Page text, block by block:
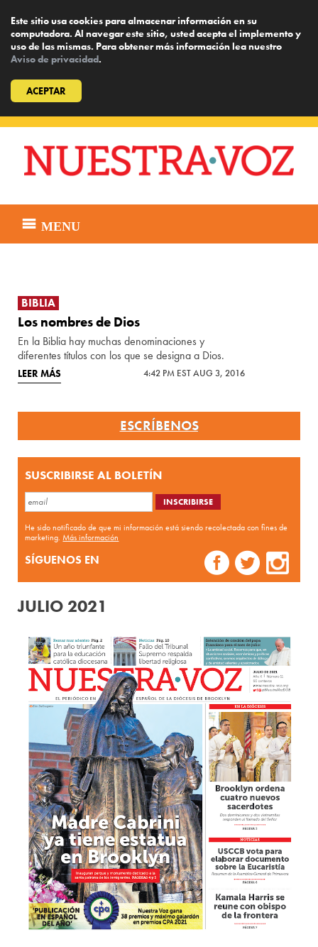
Este sitio usa cookies para almacenar información en su
computadora. Al navegar este sitio, usted acepta el implemento y
uso de las mismas. Para obtener más información lea nuestro
Aviso de privacidad.
ACEPTAR
content
MENU
BIBLIA
Los nombres de Dios
En la Biblia hay muchas denominaciones y
diferentes títulos con los que se designa a Dios.
LEER MÁS 4:42 PM EST AUG 3, 2016
ESCRÍBENOS
SUSCRIBIRSE AL BOLETÍN
He sido notificado de que mi información está siendo recolectada con fines de
marketing.Más información
SÍGUENOS EN
JULIO 2021